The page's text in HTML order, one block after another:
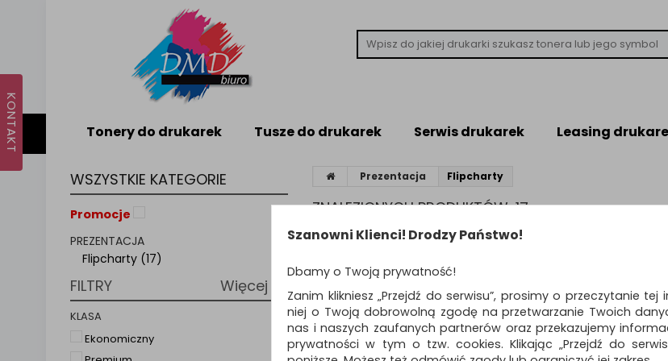
Tonery do drukarek Tusze do drukarek Serwis drukarek Leasing
WSZYSTKIE KATEGORIE
Promocje
PREZENTACJA
Flipcharty (17)
FILTRY Więcej
KLASA
Ekonomiczny
Prezentacja Flipcharty
ZNALEZIONYCH PRODUKTÓW: 17
OFFICE
magn.,...
flipchart z tablicą o
Szanowni Klienci! Drodzy Państwo!
Dbamy o Twoją prywatność!
Zanim klikniesz „Przejdź do serwisu”, prosimy o przeczytanie tej
niej o Twoją dobrowolną zgodę na przetwarzanie Twoich
nas i naszych zaufanych partnerów oraz przekazujemy
prywatności w tym o tzw. cookies. Klikając „Przejdź do